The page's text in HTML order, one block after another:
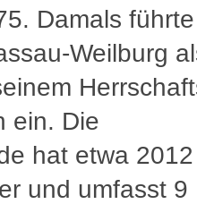
Damals
Weilburg
ein. Die
hat etwa 2012
und umfasst 9